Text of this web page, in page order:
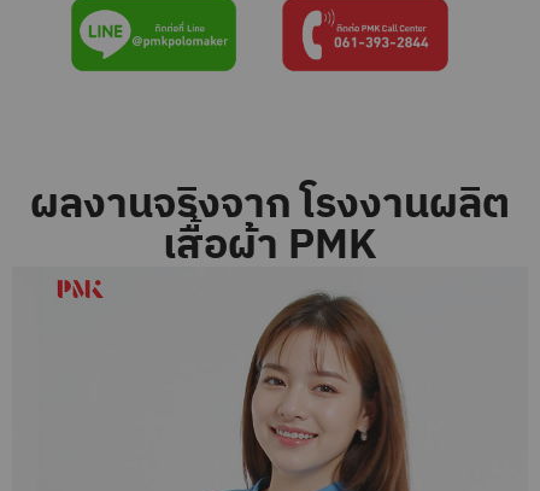
ผลงานจริงจาก โรงงานผลิต
เสื้อผ้า PMK